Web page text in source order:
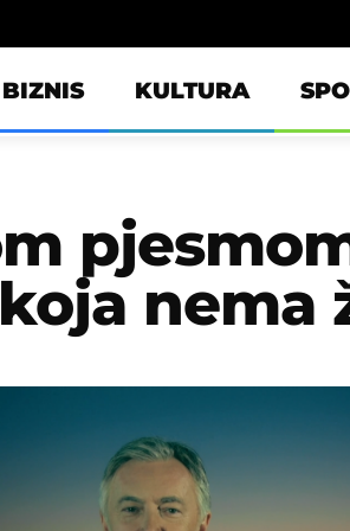
BIZNIS KULTURA
nema